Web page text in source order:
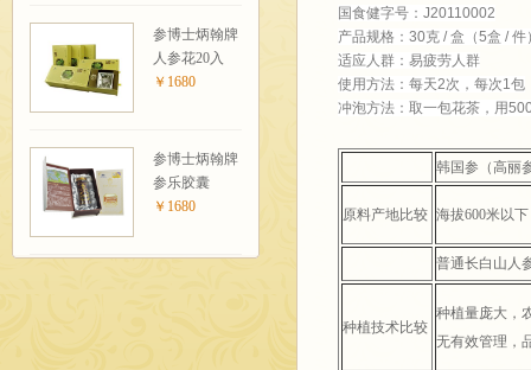
参博士炳翰牌
人参花20入
￥1680
参博士炳翰牌
参乐胶囊
￥1680
国食健字号：J20110002
产品规格：30克 / 盒（5盒 / 件
适应人群：易疲劳人群
使用方法：每天2次，每次1包
冲泡方法：取一包花茶，用
韩国参（高丽
原料产地比较 海拔600米以下
普通长白山人
种植技术比较
种植量庞大，
无有效管理，